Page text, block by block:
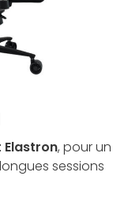
Elastron, pour un
sessions